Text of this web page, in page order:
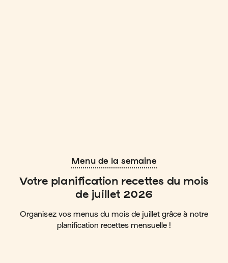
Menu de la semaine
Votre planification recettes du mois
de juillet 2026
Organisez vos menus du mois de juillet grâce à notre
planification recettes mensuelle !